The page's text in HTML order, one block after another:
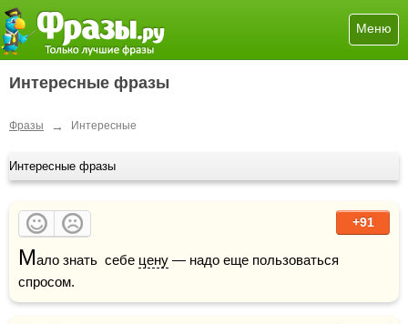
Меню
Интересные фразы
Фразы → Интересные
Интересные фразы
+91
Мало знать  себе цену — надо еще пользоваться
спросом.